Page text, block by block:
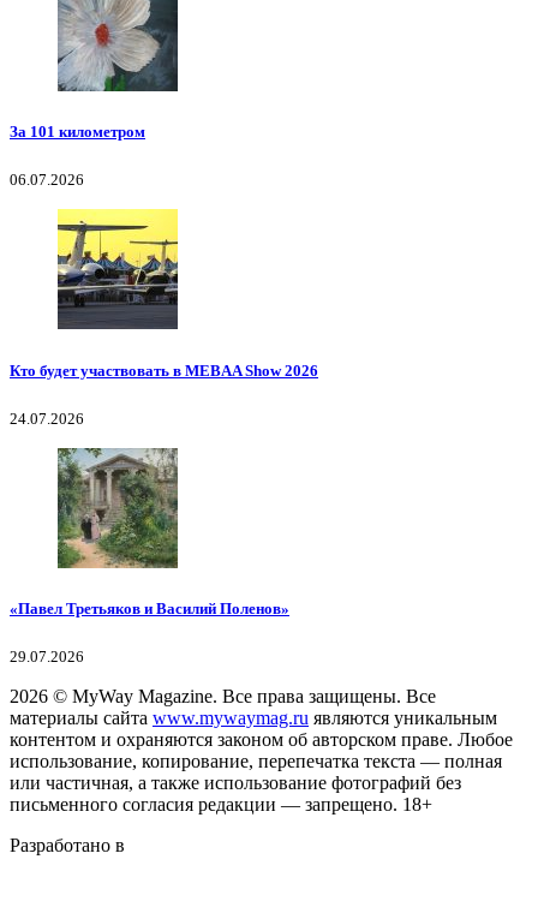
За 101 километром
06.07.2026
Кто будет участвовать в MEBAA Show 2026
24.07.2026
«Павел Третьяков и Василий Поленов»
29.07.2026
2026 © MyWay Magazine. Все права защищены. Все
материалы сайта www.mywaymag.ru являются уникальным
контентом и охраняются законом об авторском праве. Любое
использование, копирование, перепечатка текста — полная
или частичная, а также использование фотографий без
письменного согласия редакции — запрещено. 18+
Разработано в